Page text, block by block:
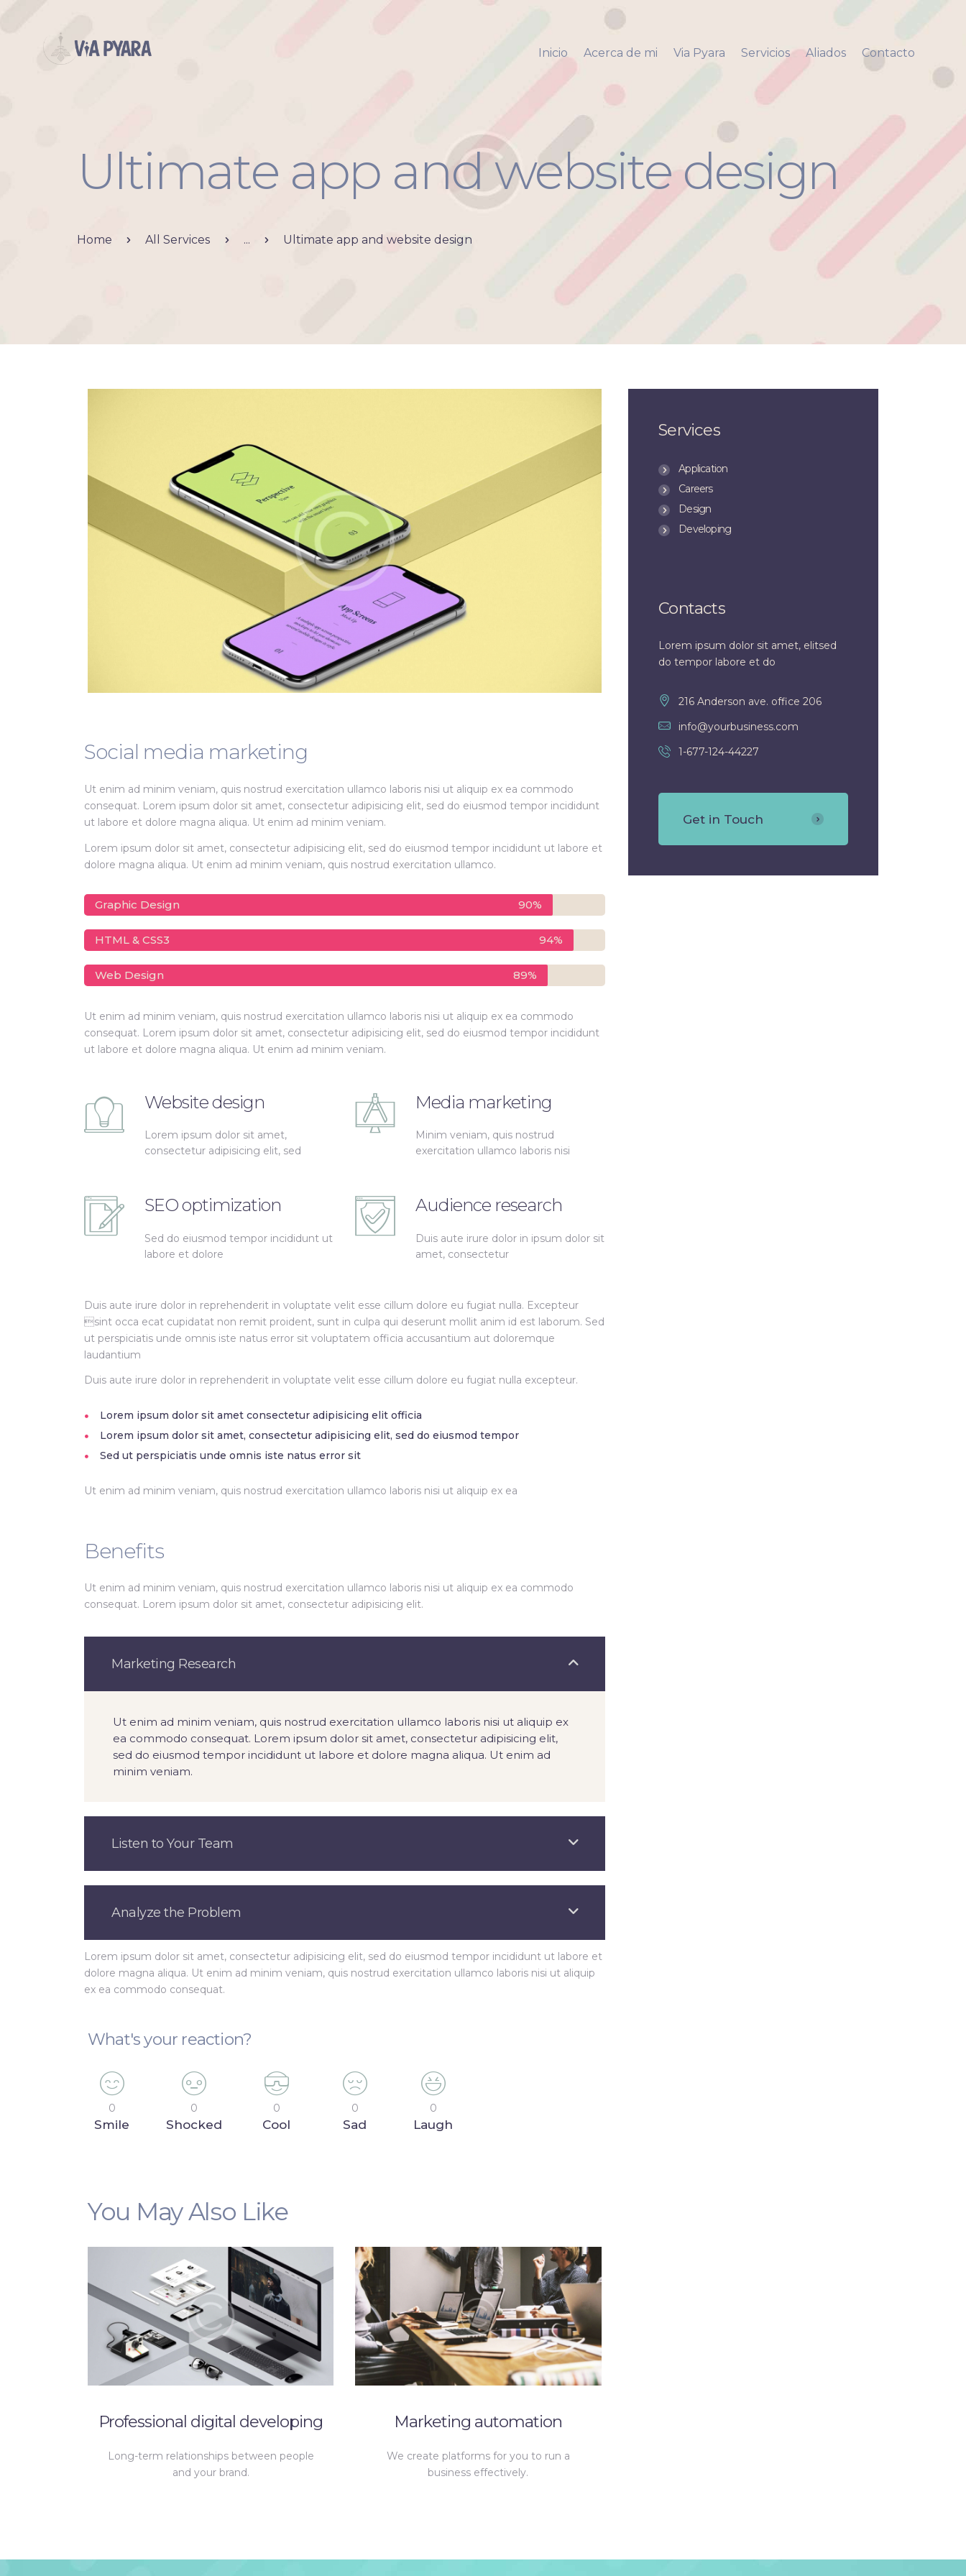
Inicio Acerca de mi Via Pyara Servicios Aliados Contacto
Ultimate app and website design
Home All Services ... Ultimate app and website design
Social media marketing
Ut enim ad minim veniam, quis nostrud exercitation ullamco laboris nisi ut aliquip ex ea commodo
consequat. Lorem ipsum dolor sit amet, consectetur adipisicing elit, sed do eiusmod tempor incididunt
ut labore et dolore magna aliqua. Ut enim ad minim veniam.
Lorem ipsum dolor sit amet, consectetur adipisicing elit, sed do eiusmod tempor incididunt ut labore et
dolore magna aliqua. Ut enim ad minim veniam, quis nostrud exercitation ullamco.
Graphic Design 90%
HTML & CSS3 94%
Web Design 89%
Ut enim ad minim veniam, quis nostrud exercitation ullamco laboris nisi ut aliquip ex ea commodo
consequat. Lorem ipsum dolor sit amet, consectetur adipisicing elit, sed do eiusmod tempor incididunt
ut labore et dolore magna aliqua. Ut enim ad minim veniam.
Website design
Lorem ipsum dolor sit amet,
consectetur adipisicing elit, sed
Media marketing
Minim veniam, quis nostrud
exercitation ullamco laboris nisi
SEO optimization
Sed do eiusmod tempor incididunt ut
labore et dolore
Audience research
Duis aute irure dolor in ipsum dolor sit
amet, consectetur
Duis aute irure dolor in reprehenderit in voluptate velit esse cillum dolore eu fugiat nulla. Excepteur
sint occa ecat cupidatat non remit proident, sunt in culpa qui deserunt mollit anim id est laborum. Sed
ut perspiciatis unde omnis iste natus error sit voluptatem officia accusantium aut doloremque
laudantium
Duis aute irure dolor in reprehenderit in voluptate velit esse cillum dolore eu fugiat nulla excepteur.
Lorem ipsum dolor sit amet consectetur adipisicing elit officia
Lorem ipsum dolor sit amet, consectetur adipisicing elit, sed do eiusmod tempor
Sed ut perspiciatis unde omnis iste natus error sit
Ut enim ad minim veniam, quis nostrud exercitation ullamco laboris nisi ut aliquip ex ea
Benefits
Ut enim ad minim veniam, quis nostrud exercitation ullamco laboris nisi ut aliquip ex ea commodo
consequat. Lorem ipsum dolor sit amet, consectetur adipisicing elit.
Marketing Research
Ut enim ad minim veniam, quis nostrud exercitation ullamco laboris nisi ut aliquip ex
ea commodo consequat. Lorem ipsum dolor sit amet, consectetur adipisicing elit,
sed do eiusmod tempor incididunt ut labore et dolore magna aliqua. Ut enim ad
minim veniam.
Listen to Your Team
Analyze the Problem
Lorem ipsum dolor sit amet, consectetur adipisicing elit, sed do eiusmod tempor incididunt ut labore et
dolore magna aliqua. Ut enim ad minim veniam, quis nostrud exercitation ullamco laboris nisi ut aliquip
ex ea commodo consequat.
What's your reaction?
0
Smile
0
Shocked
0
Cool
0
Sad
0
Laugh
You May Also Like
Professional digital developing
Long-term relationships between people
and your brand.
Marketing automation
We create platforms for you to run a
business effectively.
Services
Application
Careers
Design
Developing
Contacts
Lorem ipsum dolor sit amet, elitsed
do tempor labore et do
216 Anderson ave. office 206
info@yourbusiness.com
1-677-124-44227
Get in Touch